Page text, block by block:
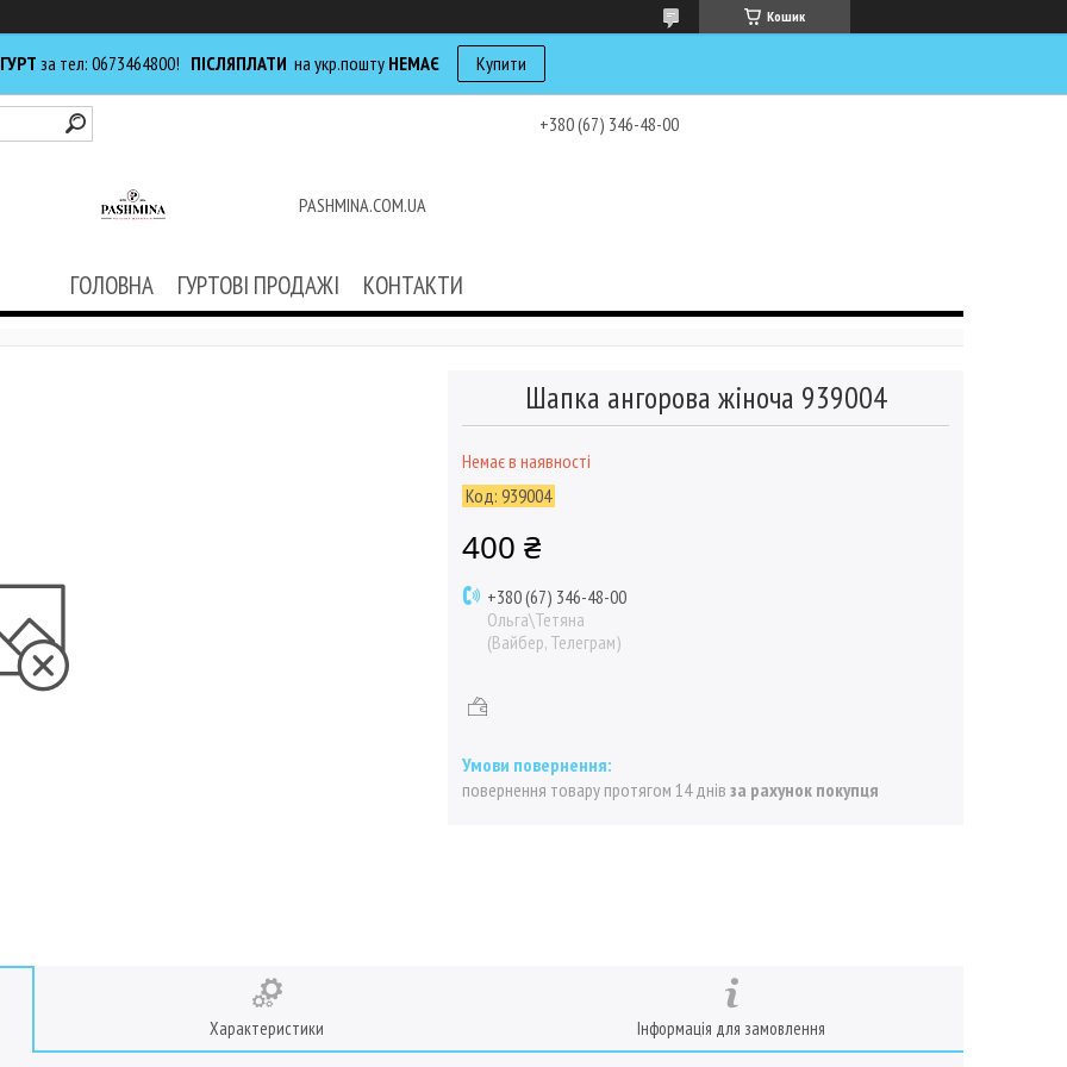
Кошик
за тел: 0673464800! ПІСЛЯПЛАТИ на укр.пошту НЕМАЄ Купити
+380 (67) 346-48-00
PASHMINA.COM.UA
ГОЛОВНА ГУРТОВІ ПРОДАЖІ КОНТАКТИ
Шапка ангорова жіноча 939004
Немає в наявності
Код: 939004
400 ₴
+380 (67) 346-48-00
Ольга\Тетяна
(Вайбер, Телеграм)
повернення товару протягом 14 днів за рахунок покупця
Характеристики Інформація для замовлення